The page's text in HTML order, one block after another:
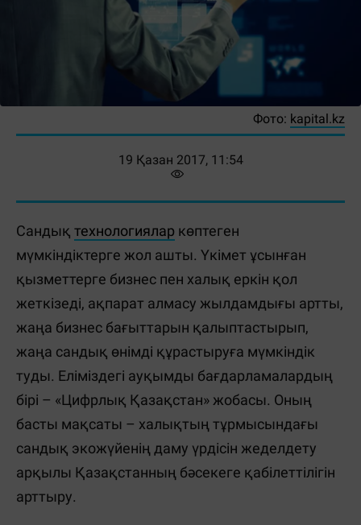
Фото: kapital.kz
19 Қазан 2017, 11:54
Сандық технологиялар көптеген
мүмкіндіктерге жол ашты. Үкімет ұсынған
қызметтерге бизнес пен халық еркін қол
жеткізеді, ақпарат алмасу жылдамдығы артты,
жаңа бизнес бағыттарын қалыптастырып,
жаңа сандық өнімді құрастыруға мүмкіндік
туды. Еліміздегі ауқымды бағдарламалардың
бірі – «Цифрлық Қазақстан» жобасы. Оның
басты мақсаты – халықтың тұрмысындағы
сандық экожүйенің даму үрдісін жеделдету
арқылы Қазақстанның бәсекеге қабілеттілігін
арттыру.